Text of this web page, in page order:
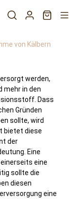
von Kälbern
werden,
mehr in den
Dass
Gründen
sollte, wird
bietet diese
der
Eine
eine
sollte die
diesen
eine